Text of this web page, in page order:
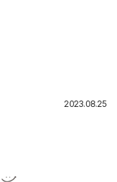
2023.08.25